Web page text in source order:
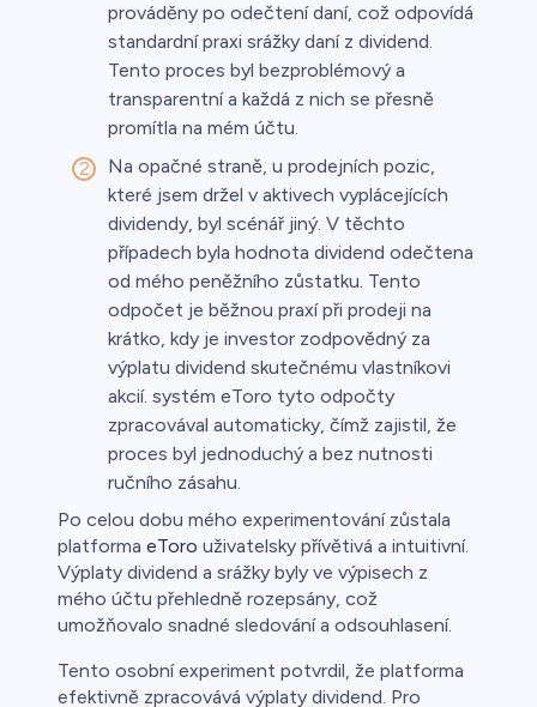
prováděny po odečtení daní, což odpovídá
standardní praxi srážky daní z dividend.
Tento proces byl bezproblémový a
transparentní a každá z nich se přesně
promítla na mém účtu.
Na opačné straně, u prodejních pozic,
které jsem držel v aktivech vyplácejících
dividendy, byl scénář jiný. V těchto
případech byla hodnota dividend odečtena
od mého peněžního zůstatku. Tento
odpočet je běžnou praxí při prodeji na
krátko, kdy je investor zodpovědný za
výplatu dividend skutečnému vlastníkovi
akcií. systém eToro tyto odpočty
zpracovával automaticky, čímž zajistil, že
proces byl jednoduchý a bez nutnosti
ručního zásahu.
Po celou dobu mého experimentování zůstala
platforma eToro uživatelsky přívětivá a intuitivní.
Výplaty dividend a srážky byly ve výpisech z
mého účtu přehledně rozepsány, což
umožňovalo snadné sledování a odsouhlasení.
Tento osobní experiment potvrdil, že platforma
efektivně zpracovává výplaty dividend. Pro